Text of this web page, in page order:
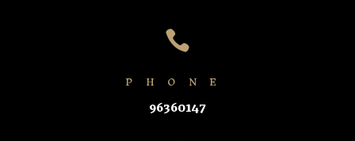

PHONE
96360147